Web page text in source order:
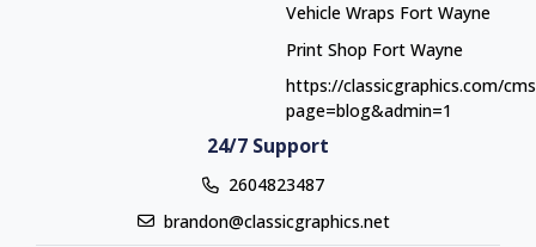
Vehicle Wraps Fort Wayne
Vehicle Wraps Fort Wayne
Print Shop Fort Wayne
Print Shop Fort Wayne
https://classicgraphics.com/
page=blog&admin=1
24/7 Support
2604823487
brandon@classicgraphics.net